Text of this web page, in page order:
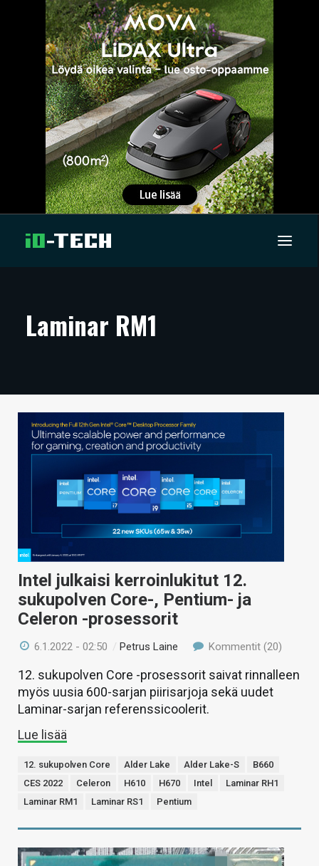
ARTIKKELIT
TECHBBS
TIETOA
HINTA.FI
HAKU
Laminar RM1
Intel julkaisi kerroinlukitut 12.
sukupolven Core-, Pentium- ja
Celeron -prosessorit
6.1.2022 - 02:50 / Petrus Laine Kommentit (20)
12. sukupolven Core -prosessorit saivat rinnalleen
myös uusia 600-sarjan piirisarjoja sekä uudet
Laminar-sarjan referenssicoolerit.
Lue lisää
12. sukupolven Core Alder Lake Alder Lake-S
B660
CES 2022
Celeron H610 H670 Intel
Laminar RH1
Laminar RM1
Laminar RS1 Pentium